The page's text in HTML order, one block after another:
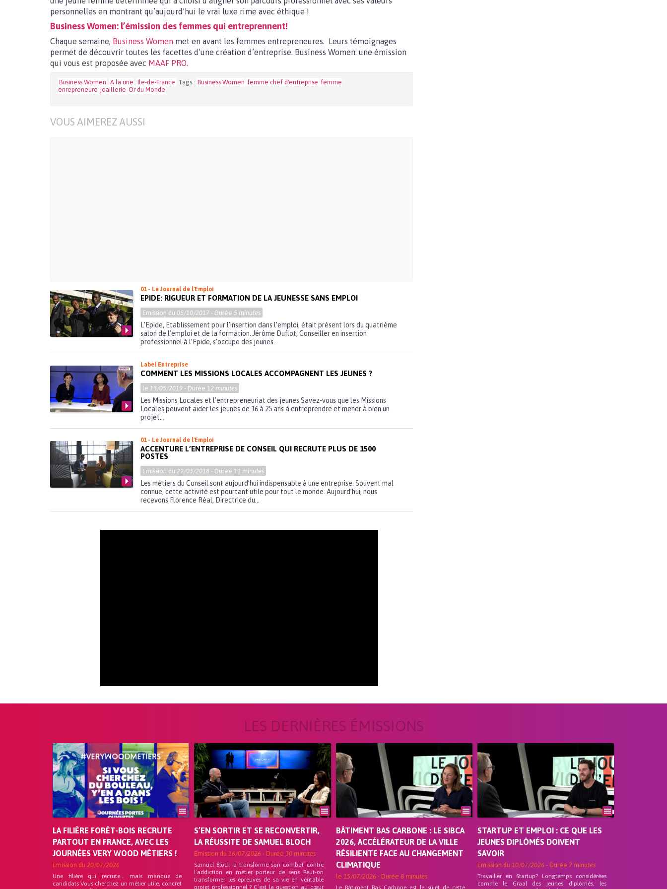
personnelles en montrant qu’aujourd’hui le vrai luxe rime avec éthique !
Business Women: l’émission des femmes qui entreprennent!
Chaque semaine, Business Women met en avant les femmes entrepreneures. Leurs témoignages
permet de découvrir toutes les facettes d’une création d’entreprise. Business Women: une émission
qui vous est proposée avec MAAF PRO.
Business Women A la une Ile-de-France Tags : Business Women femme chef d'entreprise femme
enrepreneure joaillerie Or du Monde
VOUS AIMEREZ AUSSI
01 - Le Journal de l'Emploi
EPIDE: RIGUEUR ET FORMATION DE LA JEUNESSE SANS EMPLOI
Emission du 05/10/2017 - Durée 5 minutes
L’Epide, Etablissement pour l’insertion dans l’emploi, était présent lors du quatrième
salon de l’emploi et de la formation. Jérôme Duflot, Conseiller en insertion
professionnel à l’Epide, s’occupe des jeunes...
Label Entreprise
COMMENT LES MISSIONS LOCALES ACCOMPAGNENT LES JEUNES ?
le13/05/2019 - Durée12 minutes
Les Missions Locales et l’entrepreneuriat des jeunes Savez-vous que les Missions
Locales peuvent aider les jeunes de 16 à 25 ans à entreprendre et mener à bien un
projet...
01 - Le Journal de l'Emploi
ACCENTURE L’ENTREPRISE DE CONSEIL QUI RECRUTE PLUS DE 1500
POSTES
Emission du22/03/2018 - Durée11 minutes
Les métiers du Conseil sont aujourd’hui indispensable à une entreprise. Souvent mal
connue, cette activité est pourtant utile pour tout le monde. Aujourd’hui, nous
recevons Florence Réal, Directrice du...
LES DERNIÈRES ÉMISSIONS
LA FILIÈRE FORÊT-BOIS RECRUTE
PARTOUT EN FRANCE, AVEC LES
JOURNÉES VERY WOOD MÉTIERS !
Emission du 20/07/2026
Une filière qui recrute… mais manque de
candidats Vous cherchez un métier utile, concret
S’EN SORTIR ET SE RECONVERTIR,
LA RÉUSSITE DE SAMUEL BLOCH
Emission du16/07/2026 - Durée30 minutes
Samuel Bloch a transformé son combat contre
l’addiction en métier porteur de sens Peut-on
transformer les épreuves de sa vie en véritable
projet professionnel ? C’est la question au cœur
BÂTIMENT BAS CARBONE : LE SIBCA
2026, ACCÉLÉRATEUR DE LA VILLE
RÉSILIENTE FACE AU CHANGEMENT
CLIMATIQUE
le 15/07/2026 - Durée 8 minutes
Le Bâtiment Bas Carbone est le sujet de cette
STARTUP ET EMPLOI : CE QUE LES
JEUNES DIPLÔMÉS DOIVENT
SAVOIR
Emission du 10/07/2026 - Durée 7 minutes
Travailler en Startup? Longtemps considérées
comme le Graal des jeunes diplômés, les